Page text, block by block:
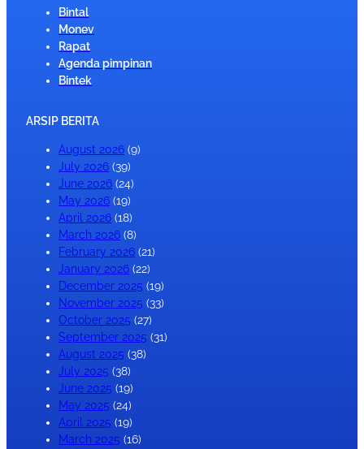
Bintal
Monev
Rapat
Agenda pimpinan
Bintek
ARSIP BERITA
August 2026 (9)
July 2026 (39)
June 2026 (24)
May 2026 (19)
April 2026 (18)
March 2026 (8)
February 2026 (21)
January 2026 (22)
December 2025 (19)
November 2025 (33)
October 2025 (27)
September 2025 (31)
August 2025 (38)
July 2025 (38)
June 2025 (19)
May 2025 (24)
April 2025 (19)
March 2025 (16)